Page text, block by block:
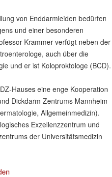
von Enddarmleiden bedürfen
und einer besonderen
Krammer verfügt neben der
auch über die
und er ist Koloproktologe (BCD).
Hauses eine enge Kooperation
Dickdarm Zentrums Mannheim
Allgemeinmedizin).
Exzellenzzentrum und
der Universitätsmedizin